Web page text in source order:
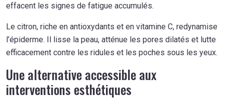
effacent les signes de fatigue accumulés.
Le citron, riche en antioxydants et en vitamine C, redynamise
l’épiderme. Il lisse la peau, atténue les pores dilatés et lutte
efficacement contre les ridules et les poches sous les yeux.
Une alternative accessible aux
interventions esthétiques